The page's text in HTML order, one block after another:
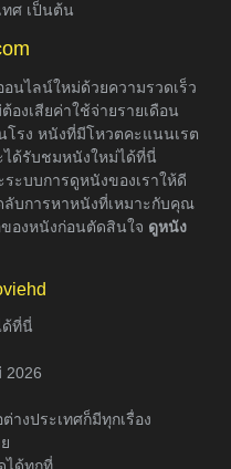
ทศ เป็นต้น
อนไลน์ใหม่ด้วยความรวดเร็ว
งเสียค่าใช้จ่ายรายเดือน
รง หนังที่มีโหวตคะแนนเรต
ได้รับชมหนังใหม่ได้ที่นี่
ระบบการดูหนังของเราให้ดี
ลับการหาหนังที่เหมาะกับคุณ
องหนังก่อนตัดสินใจ ดูหนัง
ที่นี่
2026
างประเทศก็มีทุกเรื่อง